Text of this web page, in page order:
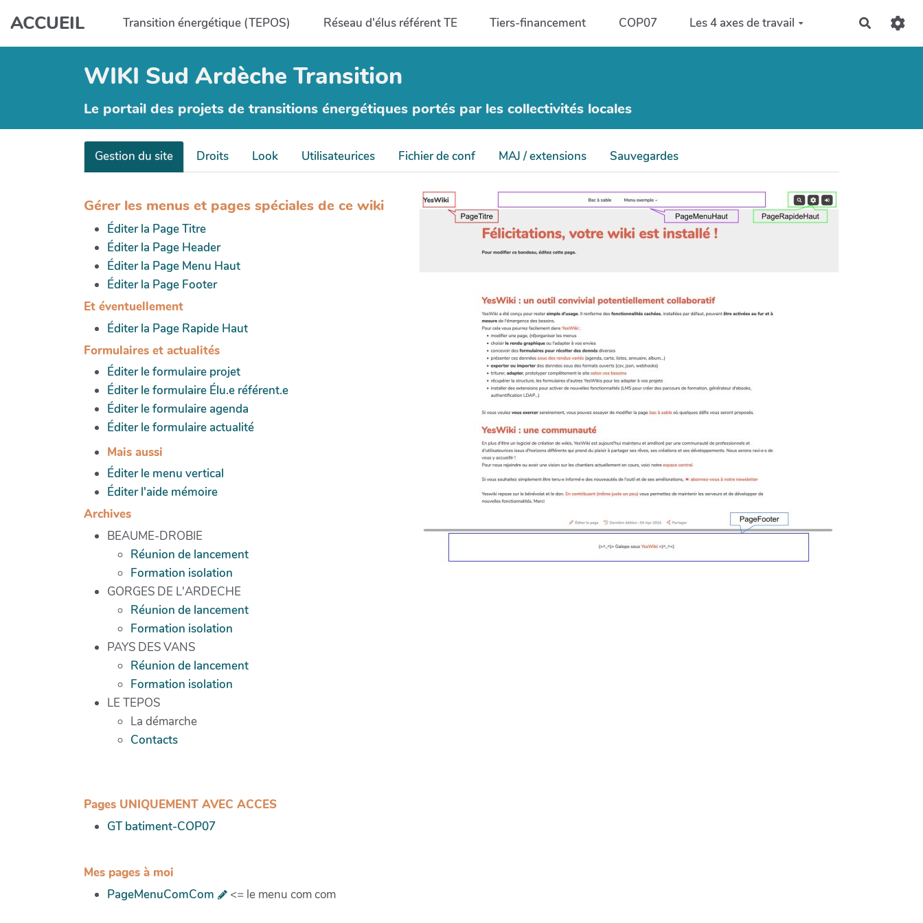
Aller au contenu principal
ACCUEIL Transition énergétique (TEPOS) Réseau d'élus référent TE Tiers-financement COP07 Les 4 axes de travail
WIKI Sud Ardèche Transition
Le portail des projets de transitions énergétiques portés par les collectivités locales
Gestion du site Droits Look Utilisateurices Fichier de conf MAJ / extensions Sauvegardes
Gérer les menus et pages spéciales de ce wiki
Éditer la Page Titre
Éditer la Page Header
Éditer la Page Menu Haut
Éditer la Page Footer
Et éventuellement
Éditer la Page Rapide Haut
Formulaires et actualités
Éditer le formulaire projet
Éditer le formulaire Élu.e référent.e
Éditer le formulaire agenda
Éditer le formulaire actualité
Mais aussi
Éditer le menu vertical
Éditer l'aide mémoire
Archives
BEAUME-DROBIE
Réunion de lancement
Formation isolation
GORGES DE L'ARDECHE
Réunion de lancement
Formation isolation
PAYS DES VANS
Réunion de lancement
Formation isolation
LE TEPOS
La démarche
Contacts
Pages UNIQUEMENT AVEC ACCES
GT batiment-COP07
Mes pages à moi
PageMenuComCom
<= le menu com com